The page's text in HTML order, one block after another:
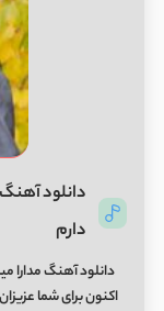
دانلود
دارم
دانلود آهنگ مدارا
اکنون برای شما